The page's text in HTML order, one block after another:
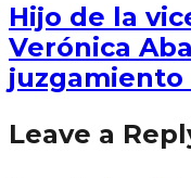
Hijo de la
Verónica
juzgamiento
Leave a